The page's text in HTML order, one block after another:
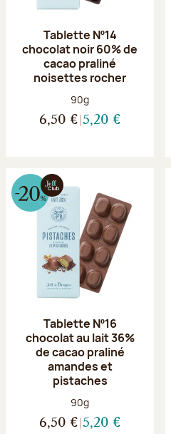
Tablette Nº14
chocolat noir 60% de
cacao praliné
noisettes rocher
Poids net :
90g
6,50 € 5,20 €
Tablette Nº16
chocolat au lait 36%
de cacao praliné
amandes et
pistaches
Poids net :
90g
6,50 € 5,20 €